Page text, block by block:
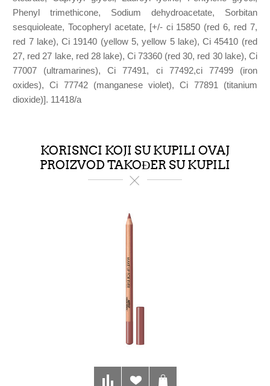
Phenyl trimethicone, Sodium dehydroacetate, Sorbitan
sesquioleate, Tocopheryl acetate, [+/- ci 15850 (red 6, red 7,
red 7 lake), Ci 19140 (yellow 5, yellow 5 lake), Ci 45410 (red
27, red 27 lake, red 28 lake), Ci 73360 (red 30, red 30 lake), Ci
77007 (ultramarines), Ci 77491, ci 77492,ci 77499 (iron
oxides), Ci 77742 (manganese violet), Ci 77891 (titanium
dioxide)]. 11418/a
KORISNCI KOJI SU KUPILI OVAJ
PROIZVOD TAKOĐER SU KUPILI